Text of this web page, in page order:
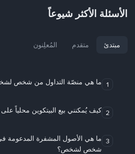
الأسئلة الأكثر شيوعاً
مبتدئ متقدم المُعلِنون
1 ما هي منصّة التداول من شخص
2 كيف يُمكنني بيع البيتكوين محلياً على Binance P2P؟
3 ما هي الأصول المشفرة المدعومة
شخص لشخص؟